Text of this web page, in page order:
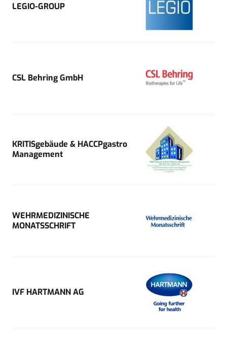
LEGIO-GROUP
CSL Behring GmbH
KRITISgebäude & HACCPgastro
Management
WEHRMEDIZINISCHE
MONATSSCHRIFT
IVF HARTMANN AG